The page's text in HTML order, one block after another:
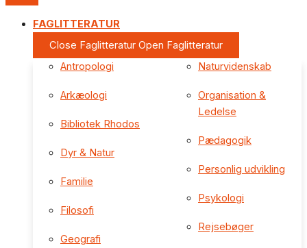
FAGLITTERATUR
Close Faglitteratur Open Faglitteratur
Antropologi
Arkæologi
Bibliotek Rhodos
Dyr & Natur
Familie
Filosofi
Geografi
Naturvidenskab
Organisation &
Ledelse
Pædagogik
Personlig udvikling
Psykologi
Rejsebøger